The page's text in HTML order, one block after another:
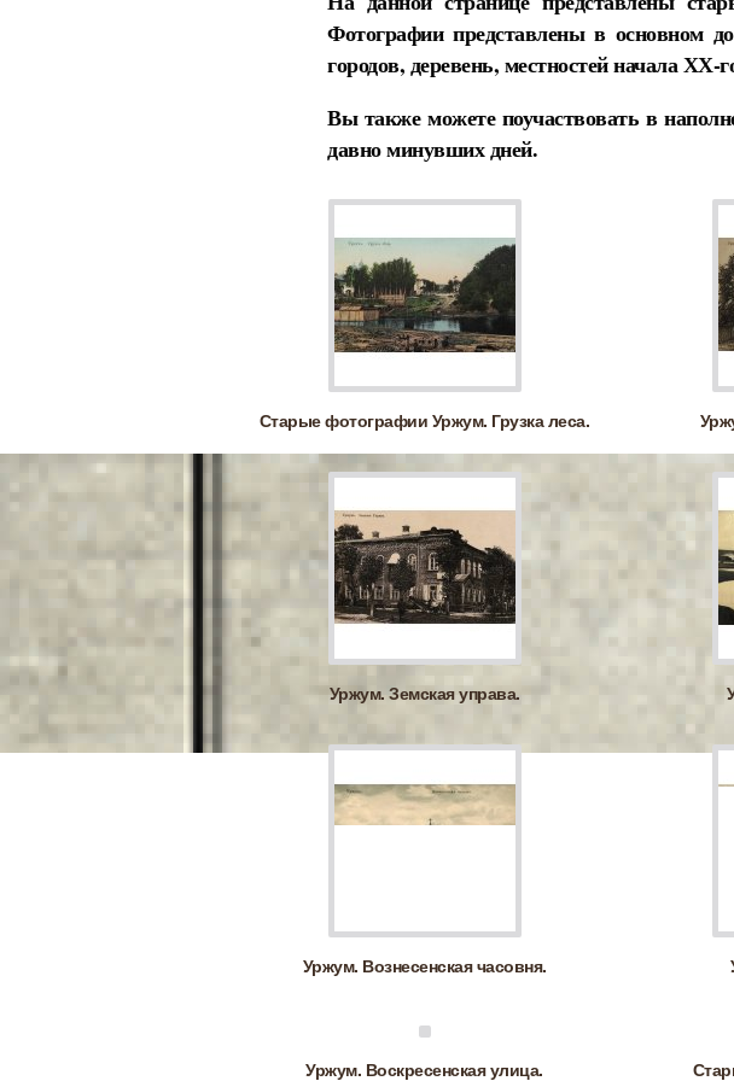
Фотографии представлены в основном
городов, деревень, местностей начала ХХ-
Вы также можете поучаствовать в
давно минувших дней.
Старые фотографии Уржум. Грузка леса.
Уржум. Земская управа.
Уржум. Вознесенская часовня.
Уржум. Воскресенская улица.